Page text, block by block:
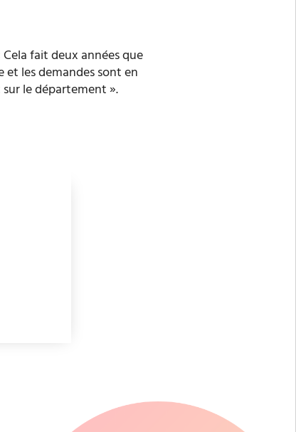
Cela fait deux années que
et les demandes sont en
le département ».